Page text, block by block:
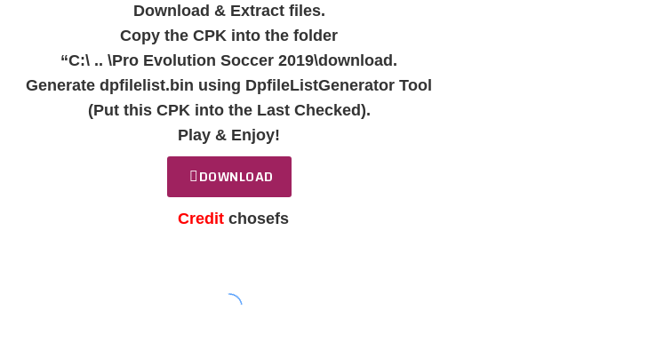
Download & Extract files.
Copy the CPK into the folder
“C:\ .. \Pro Evolution Soccer 2019\download.
Generate dpfilelist.bin using DpfileListGenerator Tool
(Put this CPK into the Last Checked).
Play & Enjoy!
DOWNLOAD
Creditchosefs